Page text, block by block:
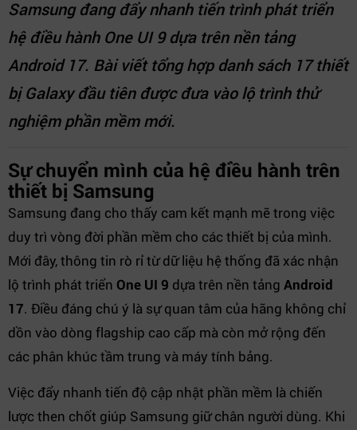
Samsung đang đẩy nhanh tiến trình phát triển
hệ điều hành One UI 9 dựa trên nền tảng
Android 17. Bài viết tổng hợp danh sách 17 thiết
bị Galaxy đầu tiên được đưa vào lộ trình thử
nghiệm phần mềm mới.
Sự chuyển mình của hệ điều hành trên
thiết bị Samsung
Samsung đang cho thấy cam kết mạnh mẽ trong việc
duy trì vòng đời phần mềm cho các thiết bị của mình.
Mới đây, thông tin rò rỉ từ dữ liệu hệ thống đã xác nhận
lộ trình phát triển One UI 9 dựa trên nền tảng Android
17. Điều đáng chú ý là sự quan tâm của hãng không chỉ
dồn vào dòng flagship cao cấp mà còn mở rộng đến
các phân khúc tầm trung và máy tính bảng.
Việc đẩy nhanh tiến độ cập nhật phần mềm là chiến
lược then chốt giúp Samsung giữ chân người dùng. Khi